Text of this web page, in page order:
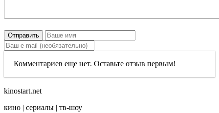
Отправить
Комментариев еще нет. Оставьте отзыв первым!
kinostart.net
кино | сериалы | тв-шоу